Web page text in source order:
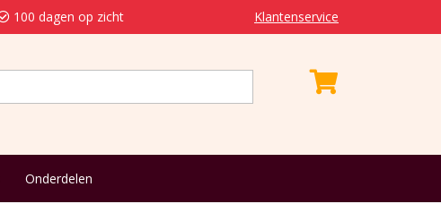
100 dagen op zicht Klantenservice
Onderdelen